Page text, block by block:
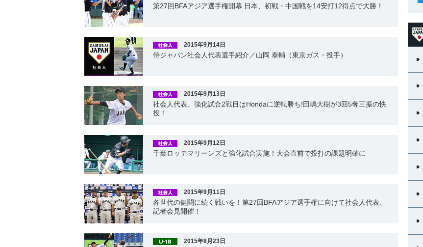
第27回BFAアジア選手権開幕 日本、初戦・中国戦を14安打12得点で大勝！
2015年9月14日
侍ジャパン社会人代表選手紹介／山岡 泰輔（東京ガス・投手）
2015年9月13日
社会人代表、強化試合2戦目はHondaに逆転勝ち!田嶋大樹が3回5奪三振の快
投！
2015年9月12日
千葉ロッテマリーンズと強化試合実施！大会直前で投打の課題明確に
2015年9月11日
各世代の健闘に続く戦いを！第27回BFAアジア選手権に向けて社会人代表、
記者会見開催！
2015年8月23日